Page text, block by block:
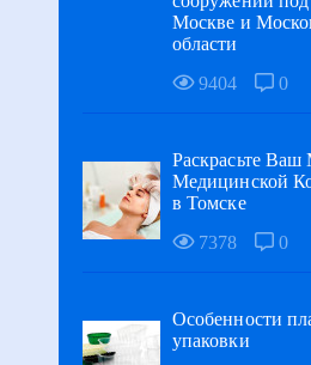
Москве и
области
9404
0
Раскрасьте
Медицинской
в Томске
7378
0
Особенности
упаковки